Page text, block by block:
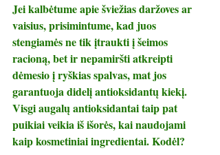
Jei kalbėtume apie šviežias daržoves ar
vaisius, prisimintume, kad juos
stengiamės ne tik įtraukti į šeimos
racioną, bet ir nepamiršti atkreipti
dėmesio į ryškias spalvas, mat jos
garantuoja didelį antioksidantų kiekį.
Visgi augalų antioksidantai taip pat
puikiai veikia iš išorės, kai naudojami
kaip kosmetiniai ingredientai. Kodėl?